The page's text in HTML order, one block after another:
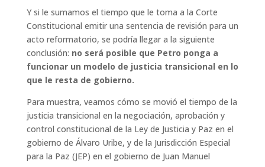
Y si le sumamos el tiempo que le toma a la Corte
Constitucional emitir una sentencia de revisión para un
acto reformatorio, se podría llegar a la siguiente
conclusión: no será posible que Petro ponga a
funcionar un modelo de justicia transicional en lo
que le resta de gobierno.
Para muestra, veamos cómo se movió el tiempo de la
justicia transicional en la negociación, aprobación y
control constitucional de la Ley de Justicia y Paz en el
gobierno de Álvaro Uribe, y de la Jurisdicción Especial
para la Paz (JEP) en el gobierno de Juan Manuel